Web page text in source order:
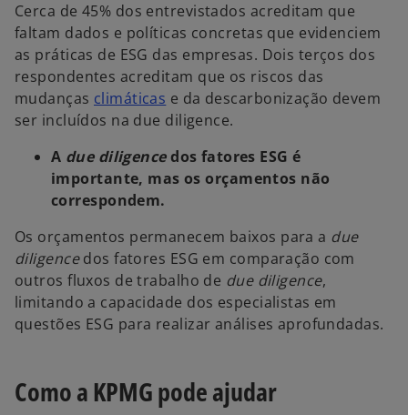
Cerca de 45% dos entrevistados acreditam que
faltam dados e políticas concretas que evidenciem
as práticas de ESG das empresas. Dois terços dos
respondentes acreditam que os riscos das
mudanças climáticas a
b
e
e
m
n
u
e da descarbonização devem
ser incluídos na due diligence.
A due diligencedos fatores ESG é
importante, mas os orçamentos não
correspondem.
Os orçamentos permanecem baixos para a due
diligencedos fatores ESG em comparação com
outros fluxos de trabalho de due diligence,
limitando a capacidade dos especialistas em
questões ESG para realizar análises aprofundadas.
Como a KPMG pode ajudar